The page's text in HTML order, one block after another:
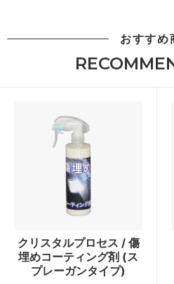
おすすめ
クリスタルプロセス / 傷
埋めコーティング剤 (ス
プレーガンタイプ)